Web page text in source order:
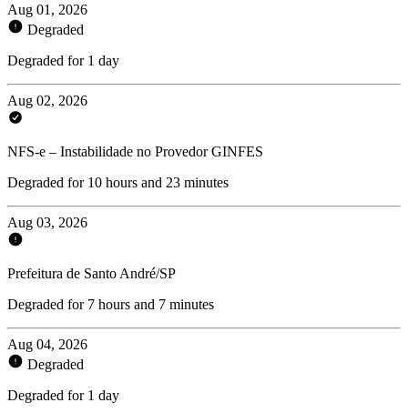
Aug 01, 2026
Degraded
Degraded for 1 day
Aug 02, 2026
NFS-e – Instabilidade no Provedor GINFES
Degraded for 10 hours and 23 minutes
Aug 03, 2026
Prefeitura de Santo André/SP
Degraded for 7 hours and 7 minutes
Aug 04, 2026
Degraded
Degraded for 1 day